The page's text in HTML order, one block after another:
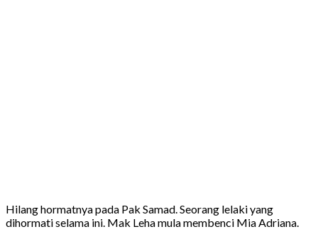
Hilang hormatnya pada Pak Samad. Seorang lelaki yang
dihormati selama ini. Mak Leha mula membenci Mia Adriana.